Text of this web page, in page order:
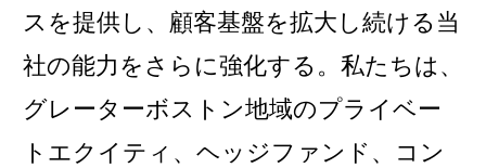
スを提供し、顧客基盤を拡大し続ける当
社の能力をさらに強化する。私たちは、
グレーターボストン地域のプライベー
トエクイティ、ヘッジファンド、コン